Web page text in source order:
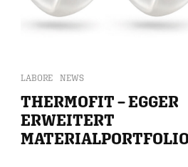
LABORE NEWS
THERMOFIT – EGGER
ERWEITERT